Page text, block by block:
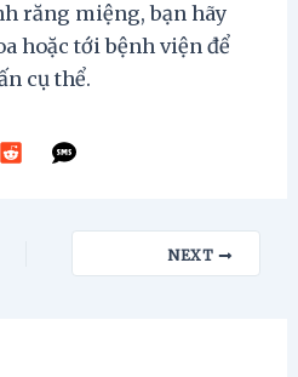
răng miệng, bạn hãy
hoặc tới bệnh viện để
cụ thể.
NEXT